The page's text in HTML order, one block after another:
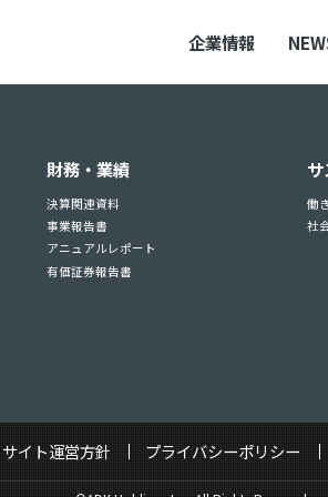
企業情報
財務・業績
決算関連資料
事業報告書
アニュアルレポート
有価証券報告書
働
社
サイト運営方針 プライバシーポリシー